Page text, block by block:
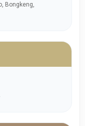
Bongkeng,